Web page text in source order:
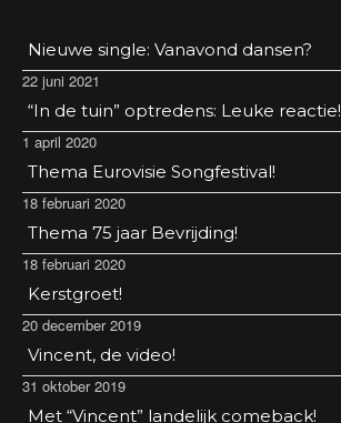
Nieuwe single: Vanavond dansen?
22 juni 2021
“In de tuin” optredens: Leuke reactie!
1 april 2020
Thema Eurovisie Songfestival!
18 februari 2020
Thema 75 jaar Bevrijding!
18 februari 2020
Kerstgroet!
20 december 2019
Vincent, de video!
31 oktober 2019
Met “Vincent” landelijk comeback!